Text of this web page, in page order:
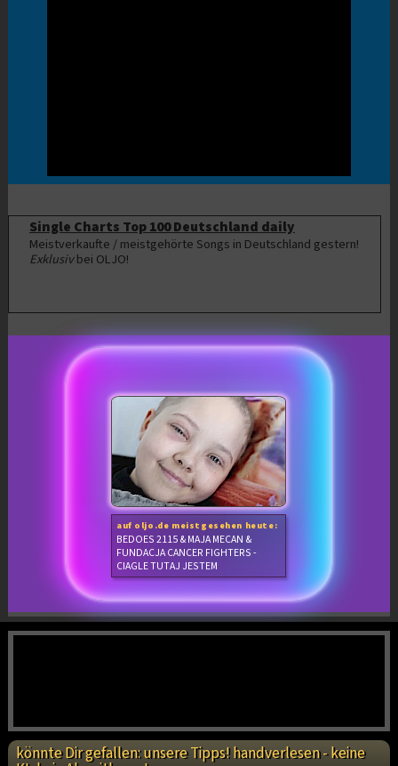
Single Charts Top 100 Deutschland daily
Meistverkaufte / meistgehörte Songs in Deutschland gestern!
Exklusivbei OLJO!
auf oljo.de meistgesehen heute:
BEDOES 2115 & MAJA MECAN &
FUNDACJA CANCER FIGHTERS -
CIAGLE TUTAJ JESTEM
könnte Dir gefallen: unsere Tipps! handverlesen - keine